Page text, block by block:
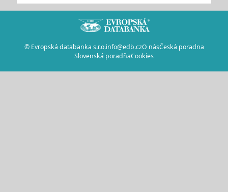
© Evropská databanka s.r.o.info@edb.czO násČeská poradna
Slovenská poradňaCookies